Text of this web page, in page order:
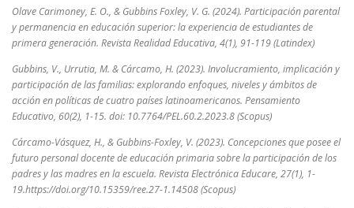
Olave Carimoney, E. O., & Gubbins Foxley, V. G. (2024). Participación parental
y permanencia en educación superior: la experiencia de estudiantes de
primera generación. Revista Realidad Educativa, 4(1), 91-119 (Latindex)
Gubbins, V., Urrutia, M. & Cárcamo, H. (2023). Involucramiento, implicación y
participación de las familias: explorando enfoques, niveles y ámbitos de
acción en políticas de cuatro países latinoamericanos. Pensamiento
Educativo, 60(2), 1-15. doi: 10.7764/PEL.60.2.2023.8 (Scopus)
Cárcamo-Vásquez, H., & Gubbins-Foxley, V. (2023). Concepciones que posee el
futuro personal docente de educación primaria sobre la participación de los
padres y las madres en la escuela. Revista Electrónica Educare, 27(1), 1-
19.https://doi.org/10.15359/ree.27-1.14508 (Scopus)